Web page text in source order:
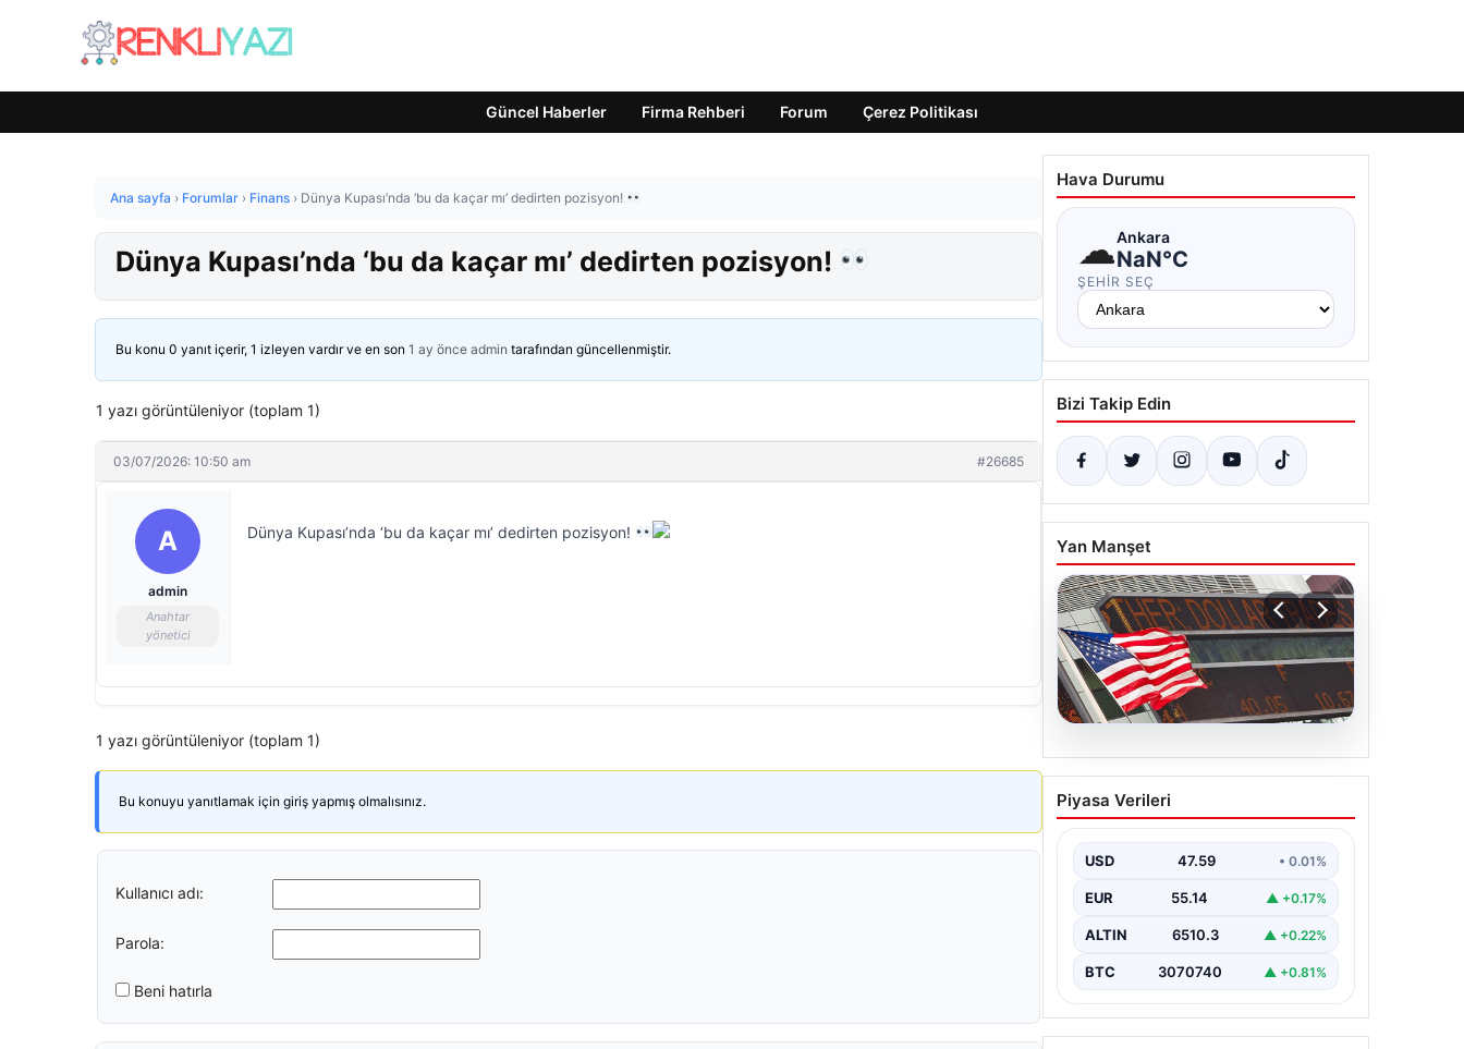
Güncel Haberler Firma Rehberi Forum Çerez Politikası
Ana sayfa › Forumlar › Finans › Dünya Kupası’nda ‘bu da kaçar mı’ dedirten pozisyon!
Dünya Kupası’nda ‘bu da kaçar mı’ dedirten pozisyon!
Bu konu 0 yanıt içerir, 1 izleyen vardır ve en son 1 ay önce admin tarafından güncellenmiştir.
1 yazı görüntüleniyor (toplam 1)
03/07/2026: 10:50 am #26685
A
admin
Anahtar
yönetici
Dünya Kupası’nda ‘bu da kaçar mı’ dedirten pozisyon!
1 yazı görüntüleniyor (toplam 1)
Bu konuyu yanıtlamak için giriş yapmış olmalısınız.
Kullanıcı adı:
Parola:
Beni hatırla
Hava Durumu
☁Ankara
NaN°C
ŞEHIR SEÇ
Bizi Takip Edin
Yan Manşet
05.08.2026
FED faiz kararı ne zaman
açıklanacak? Nisan ayı
Piyasa Verileri
USD 47.59 • 0.01%
EUR 55.14 ▲ +0.17%
ALTIN 6510.3 ▲ +0.22%
BTC 3070740 ▲ +0.81%